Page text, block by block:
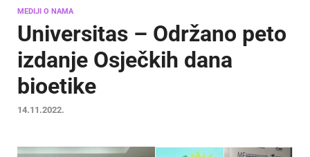
MEDIJI O NAMA
Universitas – Održano peto
izdanje Osječkih dana
bioetike
14.11.2022.